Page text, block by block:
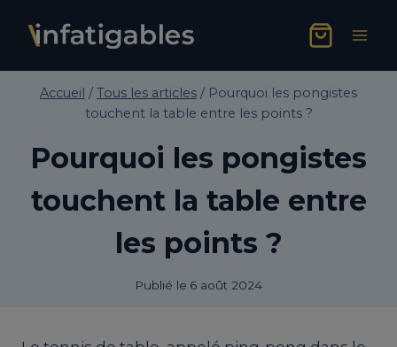
Accueil / Tous les articles / Pourquoi les pongistes
touchent la table entre les points ?
Pourquoi les pongistes
touchent la table entre
les points ?
Publié le 6 août 2024